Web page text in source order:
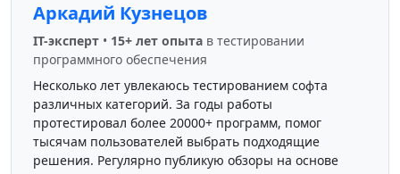
Аркадий Кузнецов
IT-эксперт • 15+ лет опыта в тестировании
программного обеспечения
Несколько лет увлекаюсь тестированием софта
различных категорий. За годы работы
протестировал более 20000+ программ, помог
тысячам пользователей выбрать подходящие
решения. Регулярно публикую обзоры на основе